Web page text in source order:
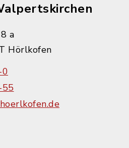
a
Hörlkofen